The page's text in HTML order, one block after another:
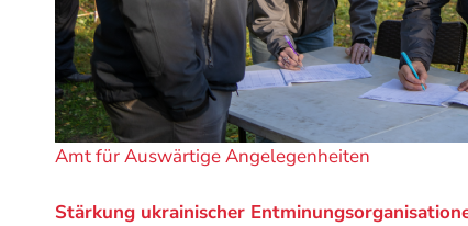
Ein
von
Amt für Auswärtige Angelegenheiten
Stärkung ukrainischer